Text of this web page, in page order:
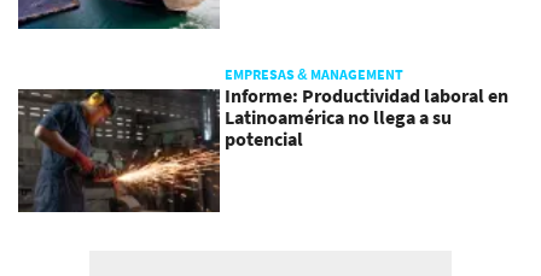
EMPRESAS & MANAGEMENT
Informe: Productividad laboral en
Latinoamérica no llega a su
potencial